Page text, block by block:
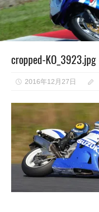
ロ
グ
（モ
ト
ロ
で
cropped-KO_3923.jpg
2016年12月27日